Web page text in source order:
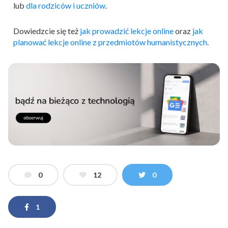
lub dla rodziców i uczniów.
Dowiedzcie się też jak prowadzić lekcje onlineoraz jak
planować lekcje online z przedmiotów humanistycznych.
0 12 0
1